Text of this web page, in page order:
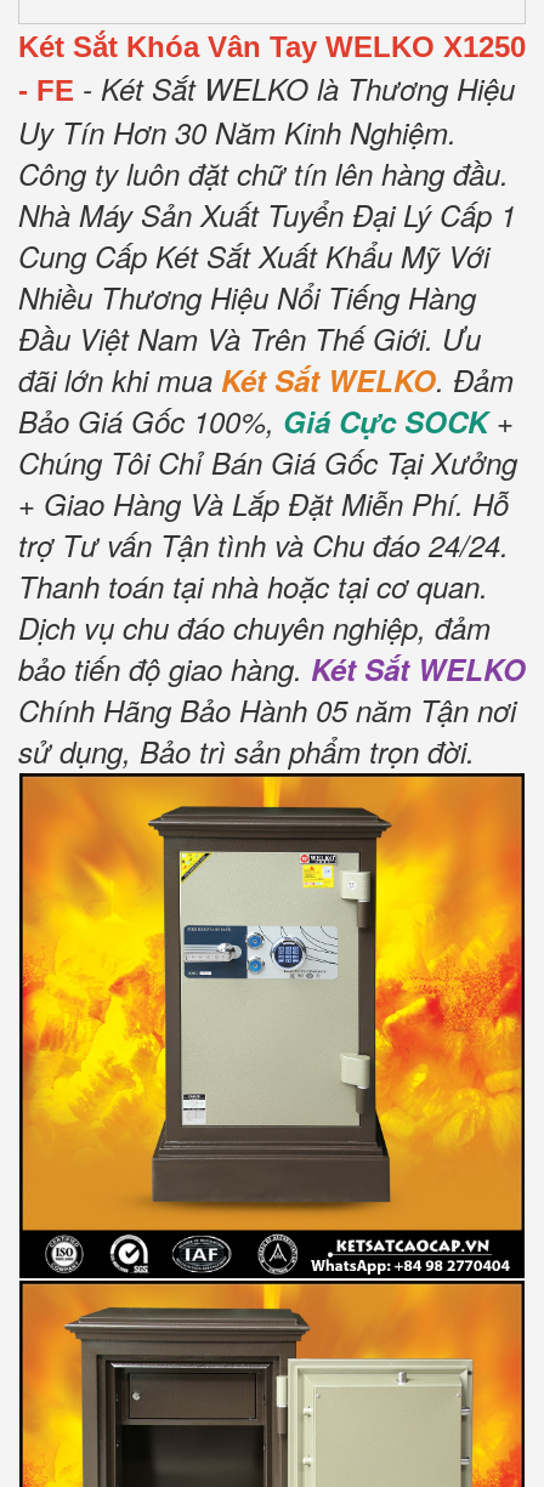
Két Sắt Khóa Vân Tay WELKO X1250
- FE - Két Sắt WELKO là Thương Hiệu
Uy Tín Hơn 30 Năm Kinh Nghiệm.
Công ty luôn đặt chữ tín lên hàng đầu.
Nhà Máy Sản Xuất Tuyển Đại Lý Cấp 1
Cung Cấp Két Sắt Xuất Khẩu Mỹ Với
Nhiều Thương Hiệu Nổi Tiếng Hàng
Đầu Việt Nam Và Trên Thế Giới. Ưu
đãi lớn khi mua Két Sắt WELKO. Đảm
Bảo Giá Gốc 100%, Giá Cực SOCK+
Chúng Tôi Chỉ Bán Giá Gốc Tại Xưởng
+ Giao Hàng Và Lắp Đặt Miễn Phí. Hỗ
trợ Tư vấn Tận tình và Chu đáo 24/24.
Thanh toán tại nhà hoặc tại cơ quan.
Dịch vụ chu đáo chuyên nghiệp, đảm
bảo tiến độ giao hàng. Két Sắt WELKO
Chính Hãng Bảo Hành 05 năm Tận nơi
sử dụng, Bảo trì sản phẩm trọn đời.